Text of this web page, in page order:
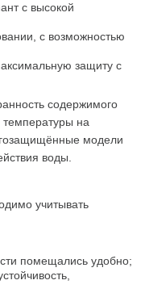
с высокой
с возможностью
защиту с
содержимого
на
модели
воды.
учитывать
помещались удобно;